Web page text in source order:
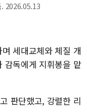
. 2026.05.13
세대교체와 체질 개
감독에게 지휘봉을 맡
판단했고, 강렬한 리